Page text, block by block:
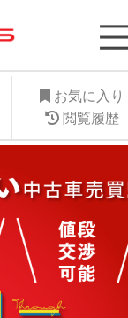
る中古車個人
り安く中古車
を手放したい
驚きの価格で
り組みます。
お気に入り
閲覧履歴